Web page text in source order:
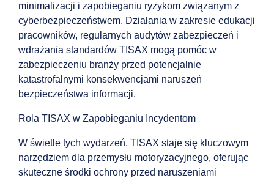
minimalizacji i zapobieganiu ryzykom związanym z
cyberbezpieczeństwem. Działania w zakresie edukacji
pracowników, regularnych audytów zabezpieczeń i
wdrażania standardów TISAX mogą pomóc w
zabezpieczeniu branży przed potencjalnie
katastrofalnymi konsekwencjami naruszeń
bezpieczeństwa informacji.
Rola TISAX w Zapobieganiu Incydentom
W świetle tych wydarzeń, TISAX staje się kluczowym
narzędziem dla przemysłu motoryzacyjnego, oferując
skuteczne środki ochrony przed naruszeniami